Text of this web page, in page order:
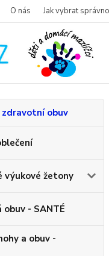
O nás Jak vybrat
zdravotní obuv
výukové žetony
obuv - SANTÉ
a obuv -